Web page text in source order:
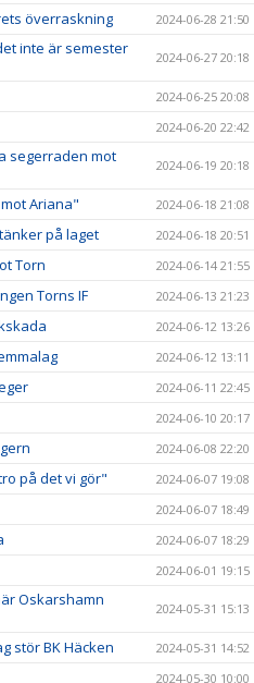
överraskning 2024-06-28 21:50
inte är semester
2024-06-27 20:18
2024-06-25 20:08
2024-06-20 22:42
segerraden mot
2024-06-19 20:18
Ariana" 2024-06-18 21:08
på laget 2024-06-18 20:51
Torn 2024-06-14 21:55
Torns IF 2024-06-13 21:23
2024-06-12 13:26
2024-06-12 13:11
2024-06-11 22:45
2024-06-10 20:17
2024-06-08 22:20
på det vi gör" 2024-06-07 19:08
2024-06-07 18:49
2024-06-07 18:29
2024-06-01 19:15
Oskarshamn
2024-05-31 15:13
stör BK Häcken 2024-05-31 14:52
2024-05-30 10:00